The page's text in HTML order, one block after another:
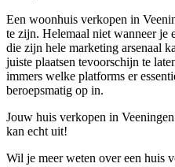
Een woonhuis verkopen in
te zijn. Helemaal niet wanneer je
die zijn hele marketing arsenaal
juiste plaatsen tevoorschijn te
immers welke platforms er
beroepsmatig op in.
Jouw huis verkopen in
kan echt uit!
Wil je meer weten over een huis